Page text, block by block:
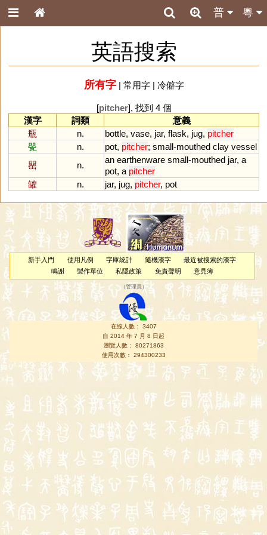
粵
普
英語搜索
所有字| 常用字| 冷僻字
[pitcher], 找到 4 個
漢字
詞類
意義
瓶
n. bottle, vase, jar, flask, jug, pitcher
甖
n. pot, pitcher; small-mouthed clay vessel
罌
n.
an earthenware small-mouthed jar, a
pot, a pitcher
罐
n. jar, jug, pitcher, pot
新手入門 使用凡例 字庫統計 隨機漢字
最近被搜索的漢字
鳴謝
製作單位 私隱政策 免責聲明 意見簿
（管理員 ）
在線人數： 3407
自 2014 年 7 月 8 日起
瀏覽人數： 80271863
使用次數： 294300233